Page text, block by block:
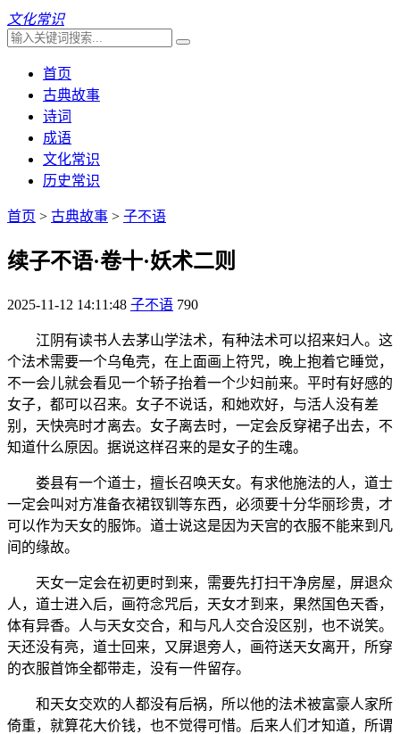
文化常识
首页
古典故事
诗词
成语
文化常识
历史常识
首页 > 古典故事 > 子不语
续子不语·卷十·妖术二则
2025-11-12 14:11:48 子不语 790
江阴有读书人去茅山学法术，有种法术可以招来妇人。这
个法术需要一个乌龟壳，在上面画上符咒，晚上抱着它睡觉，
不一会儿就会看见一个轿子抬着一个少妇前来。平时有好感的
女子，都可以召来。女子不说话，和她欢好，与活人没有差
别，天快亮时才离去。女子离去时，一定会反穿裙子出去，不
知道什么原因。据说这样召来的是女子的生魂。
娄县有一个道士，擅长召唤天女。有求他施法的人，道士
一定会叫对方准备衣裙钗钏等东西，必须要十分华丽珍贵，才
可以作为天女的服饰。道士说这是因为天宫的衣服不能来到凡
间的缘故。
天女一定会在初更时到来，需要先打扫干净房屋，屏退众
人，道士进入后，画符念咒后，天女才到来，果然国色天香，
体有异香。人与天女交合，和与凡人交合没区别，也不说笑。
天还没有亮，道士回来，又屏退旁人，画符送天女离开，所穿
的衣服首饰全都带走，没有一件留存。
和天女交欢的人都没有后祸，所以他的法术被富豪人家所
倚重，就算花大价钱，也不觉得可惜。后来人们才知道，所谓